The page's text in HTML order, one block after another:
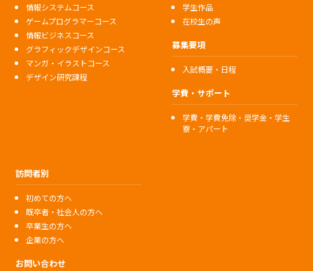
情報システムコース
ゲームプログラマーコース
情報ビジネスコース
グラフィックデザインコース
マンガ・イラストコース
デザイン研究課程
学生作品
在校生の声
募集要項
入試概要・日程
学費・サポート
学費・学費免除・奨学金・学生
寮・アパート
訪問者別
初めての方へ
既卒者・社会人の方へ
卒業生の方へ
企業の方へ
お問い合わせ